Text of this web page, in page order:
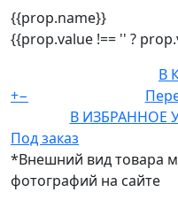
{{prop.name}}
{{prop.value !== '' ?
В
+−
В ИЗБРАННОЕ
Под заказ
*Внешний вид товара
фотографий на сайте